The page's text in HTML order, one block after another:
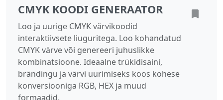
CMYK KOODI GENERAATOR
Loo ja uurige CMYK värvikoodid
interaktiivsete liuguritega. Loo kohandatud
CMYK värve või genereeri juhuslikke
kombinatsioone. Ideaalne trükidisaini,
brändingu ja värvi uurimiseks koos kohese
konversiooniga RGB, HEX ja muud
formaadid.